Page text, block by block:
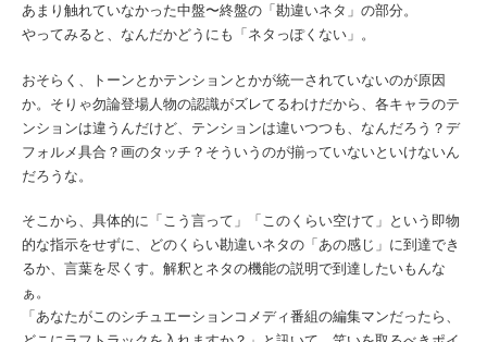
あまり触れていなかった中盤〜終盤の「勘違いネタ」の部分。
やってみると、なんだかどうにも「ネタっぽくない」。
おそらく、トーンとかテンションとかが統一されていないのが原因
か。そりゃ勿論登場人物の認識がズレてるわけだから、各キャラのテ
ンションは違うんだけど、テンションは違いつつも、なんだろう？デ
フォルメ具合？画のタッチ？そういうのが揃っていないといけないん
だろうな。
そこから、具体的に「こう言って」「このくらい空けて」という即物
的な指示をせずに、どのくらい勘違いネタの「あの感じ」に到達でき
るか、言葉を尽くす。解釈とネタの機能の説明で到達したいもんな
ぁ。
「あなたがこのシチュエーションコメディ番組の編集マンだったら、